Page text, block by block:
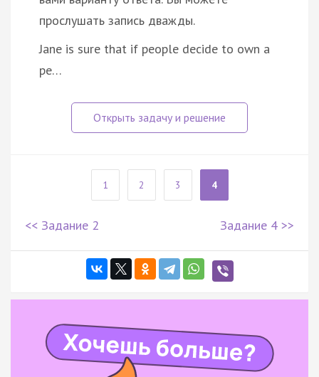
прослушать запись дважды.
Jane is sure that if people decide to own a
pe…
1 2 3 4
<< Задание 2 Задание 4 >>